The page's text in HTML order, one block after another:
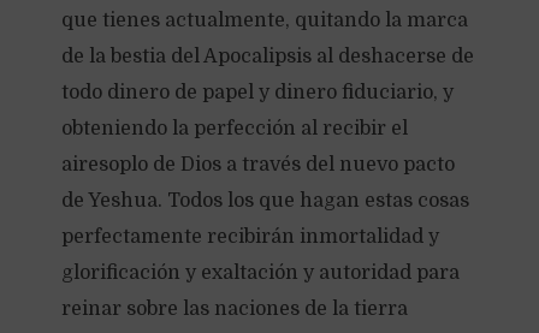
que tienes actualmente, quitando la marca
de la bestia del Apocalipsis al deshacerse de
todo dinero de papel y dinero fiduciario, y
obteniendo la perfección al recibir el
airesoplo de Dios a través del nuevo pacto
de Yeshua. Todos los que hagan estas cosas
perfectamente recibirán inmortalidad y
glorificación y exaltación y autoridad para
reinar sobre las naciones de la tierra